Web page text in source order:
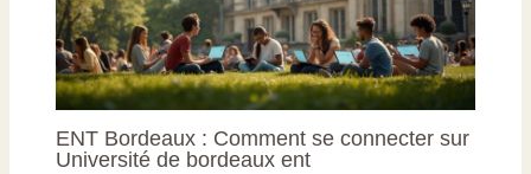
ENT Bordeaux : Comment se connecter sur
Université de bordeaux ent